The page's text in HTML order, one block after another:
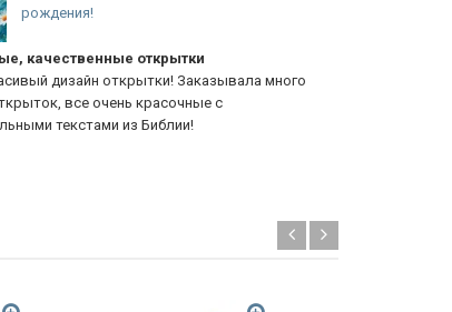
рождения!
качественные открытки
дизайн открытки! Заказывала много
все очень красочные с
текстами из Библии!